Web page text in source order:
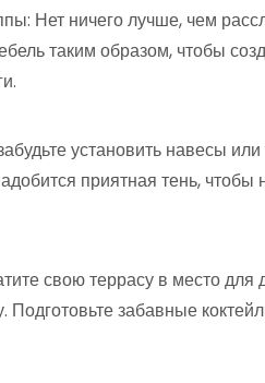
Нет ничего лучше, чем
таким образом, чтобы
установить навесы
приятная тень,
свою террасу в место для
Подготовьте забавные